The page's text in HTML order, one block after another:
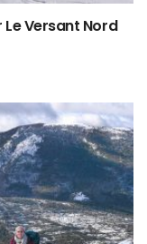
Le Versant Nord